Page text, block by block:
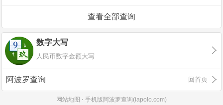
查看全部查询
数字大写
人民币数字金额大写
阿波罗查询 回首页
网站地图 ⋅ 手机版阿波罗查询(iapolo.com)